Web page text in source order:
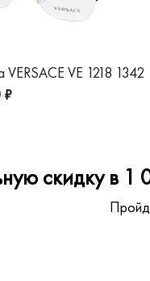
VE 1218 1342
₽
скидку в